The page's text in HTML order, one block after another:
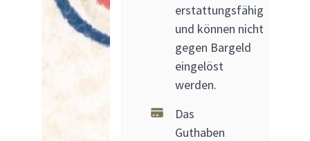
erstattungsfähig
und können nicht
gegen Bargeld
eingelöst
werden.
Das
Guthaben